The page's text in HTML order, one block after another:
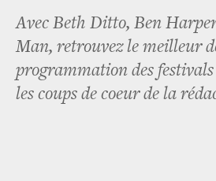
Avec Beth Ditto, Ben
Man, retrouvez le meilleur
programmation des
les coups de coeur de la